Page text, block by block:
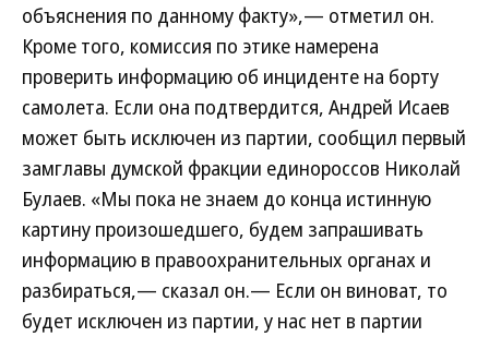
объяснения по данному факту»,— отметил он.
Кроме того, комиссия по этике намерена
проверить информацию об инциденте на борту
самолета. Если она подтвердится, Андрей Исаев
может быть исключен из партии, сообщил первый
замглавы думской фракции единороссов Николай
Булаев. «Мы пока не знаем до конца истинную
картину произошедшего, будем запрашивать
информацию в правоохранительных органах и
разбираться,— сказал он.— Если он виноват, то
будет исключен из партии, у нас нет в партии